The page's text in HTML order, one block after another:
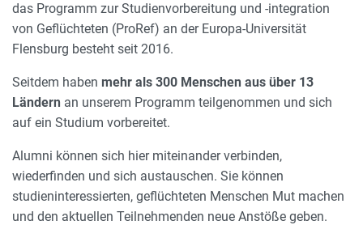
das Programm zur Studienvorbereitung und -integration
von Geflüchteten (ProRef) an der Europa-Universität
Flensburg besteht seit 2016.
Seitdem haben mehr als 300 Menschen aus über 13
Ländern an unserem Programm teilgenommen und sich
auf ein Studium vorbereitet.
Alumni können sich hier miteinander verbinden,
wiederfinden und sich austauschen. Sie können
studieninteressierten, geflüchteten Menschen Mut machen
und den aktuellen Teilnehmenden neue Anstöße geben.